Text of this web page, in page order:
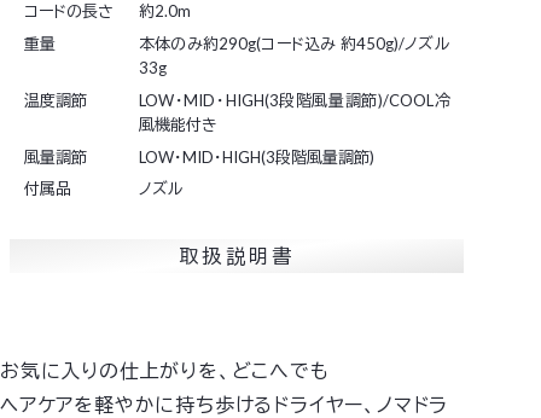
コードの長さ
約2.0m
重量
本体のみ約290g(コード込み 約450g)/ノズル
33g
温度調節
LOW・MID・HIGH(3段階風量調節)/COOL冷
風機能付き
風量調節
LOW・MID・HIGH(3段階風量調節)
付属品
ノズル
取扱説明書
お気に入りの仕上がりを、どこへでも
ヘアケアを軽やかに持ち歩けるドライヤー、ノマドラ